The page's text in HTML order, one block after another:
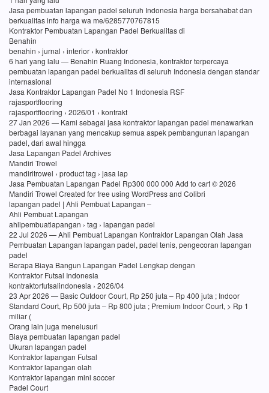
Jasa pembuatan lapangan padel seluruh Indonesia harga bersahabat dan
berkualitas info harga wa me/6285770767815
Kontraktor Pembuatan Lapangan Padel Berkualitas di
Benahin
benahin › jurnal › interior › kontraktor
6 hari yang lalu — Benahin Ruang Indonesia, kontraktor terpercaya
pembuatan lapangan padel berkualitas di seluruh Indonesia dengan standar
internasional
Jasa Kontraktor Lapangan Padel No 1 Indonesia RSF
rajasportflooring
rajasportflooring › 2026/01 › kontrakt
27 Jan 2026 — Kami sebagai jasa kontraktor lapangan padel menawarkan
berbagai layanan yang mencakup semua aspek pembangunan lapangan
padel, dari awal hingga
Jasa Lapangan Padel Archives
Mandiri Trowel
mandiritrowel › product tag › jasa lap
Jasa Pembuatan Lapangan Padel Rp300 000 000 Add to cart © 2026
Mandiri Trowel Created for free using WordPress and Colibri
lapangan padel | Ahli Pembuat Lapangan –
Ahli Pembuat Lapangan
ahlipembuatlapangan › tag › lapangan padel
22 Jul 2026 — Ahli Pembuat Lapangan Kontraktor Lapangan Olah Jasa
Pembuatan Lapangan lapangan padel, padel tenis, pengecoran lapangan
padel
Berapa Biaya Bangun Lapangan Padel Lengkap dengan
Kontraktor Futsal Indonesia
kontraktorfutsalindonesia › 2026/04
23 Apr 2026 — Basic Outdoor Court, Rp 250 juta – Rp 400 juta ; Indoor
Standard Court, Rp 500 juta – Rp 800 juta ; Premium Indoor Court, > Rp 1
miliar (
Orang lain juga menelusuri
Biaya pembuatan lapangan padel
Ukuran lapangan padel
Kontraktor lapangan Futsal
Kontraktor lapangan olah
Kontraktor lapangan mini soccer
Padel Court